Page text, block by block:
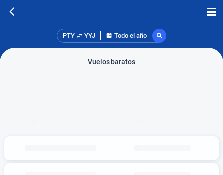
PTY YYJ Todo el año
Vuelos baratos